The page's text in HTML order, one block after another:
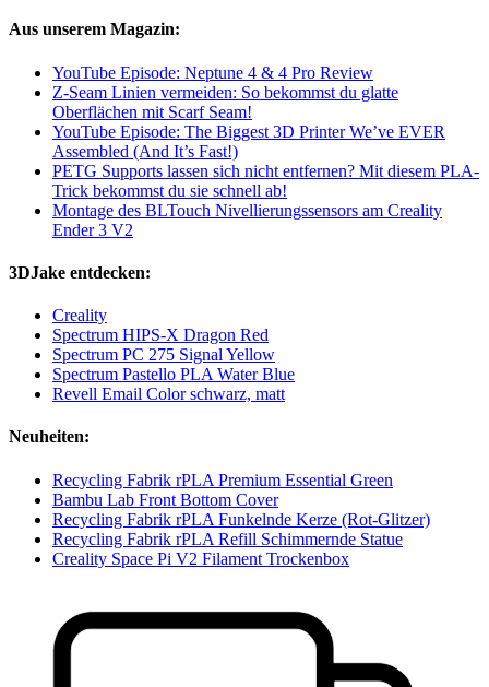
Aus unserem Magazin:
YouTube Episode: Neptune 4 & 4 Pro Review
Z-Seam Linien vermeiden: So bekommst du glatte
Oberflächen mit Scarf Seam!
YouTube Episode: The Biggest 3D Printer We’ve EVER
Assembled (And It’s Fast!)
PETG Supports lassen sich nicht entfernen? Mit diesem PLA-
Trick bekommst du sie schnell ab!
Montage des BLTouch Nivellierungssensors am Creality
Ender 3 V2
3DJake entdecken:
Creality
Spectrum HIPS-X Dragon Red
Spectrum PC 275 Signal Yellow
Spectrum Pastello PLA Water Blue
Revell Email Color schwarz, matt
Neuheiten:
Recycling Fabrik rPLA Premium Essential Green
Bambu Lab Front Bottom Cover
Recycling Fabrik rPLA Funkelnde Kerze (Rot-Glitzer)
Recycling Fabrik rPLA Refill Schimmernde Statue
Creality Space Pi V2 Filament Trockenbox